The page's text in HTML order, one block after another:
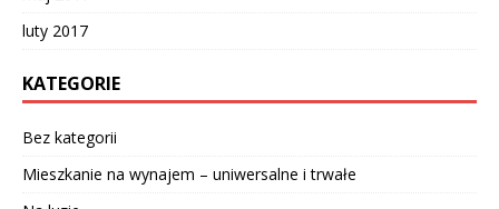
luty 2017
KATEGORIE
Bez kategorii
Mieszkanie na wynajem – uniwersalne i trwałe